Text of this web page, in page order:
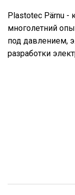
Plastotec Pärnu -
многолетний
под давлением,
разработки